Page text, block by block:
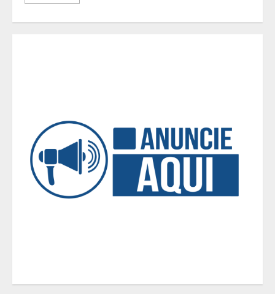
5
de vestuário, lista reúne diversas
opções para presentear neste Dia
dos Pais